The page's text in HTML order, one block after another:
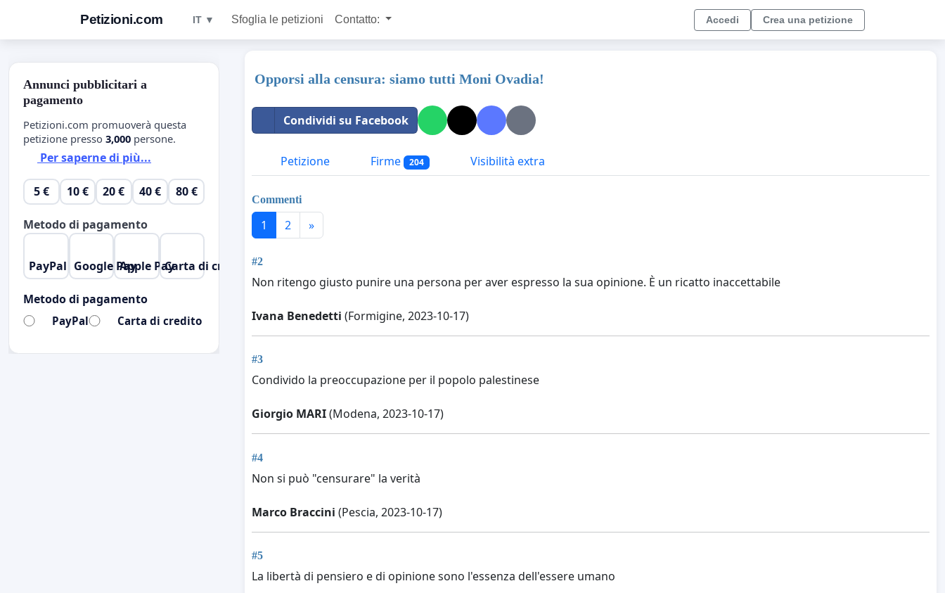
Petizioni.com IT ▼ Sfoglia le petizioni Contatto: Accedi Crea una petizione
Opporsi alla censura: siamo tutti Moni Ovadia!
Condividi su Facebook
Petizione Firme 204 Visibilità extra
Commenti
1 2 »
#2
Non ritengo giusto punire una persona per aver espresso la sua opinione. È un ricatto inaccettabile
Ivana Benedetti (Formigine, 2023-10-17)
#3
Condivido la preoccupazione per il popolo palestinese
Giorgio MARI(Modena, 2023-10-17)
#4
Non si può "censurare" la verità
Marco Braccini (Pescia, 2023-10-17)
#5
La libertà di pensiero e di opinione sono l'essenza dell'essere umano
Annunci pubblicitari a
pagamento
Petizioni.com promuoverà questa
petizione presso 3,000 persone.
Per saperne di più...
5 € 10 € 20 € 40 € 80 €
Metodo di pagamento
PayPal Google PayApple PayCarta di credito
Metodo di pagamento
PayPal Carta di credito